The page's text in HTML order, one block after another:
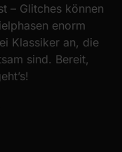
– Glitches können
enorm
Klassiker an, die
sind. Bereit,